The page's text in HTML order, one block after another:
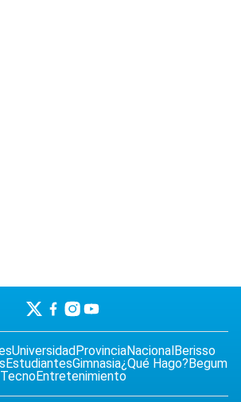
UniversidadProvinciaNacionalBerisso
EstudiantesGimnasia¿Qué Hago?Begum
TecnoEntretenimiento